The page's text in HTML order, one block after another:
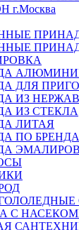
г.Москва
ДЛЯ
ИЗ
ИЗ СТЕКЛА
ЛИТАЯ
ПО
С